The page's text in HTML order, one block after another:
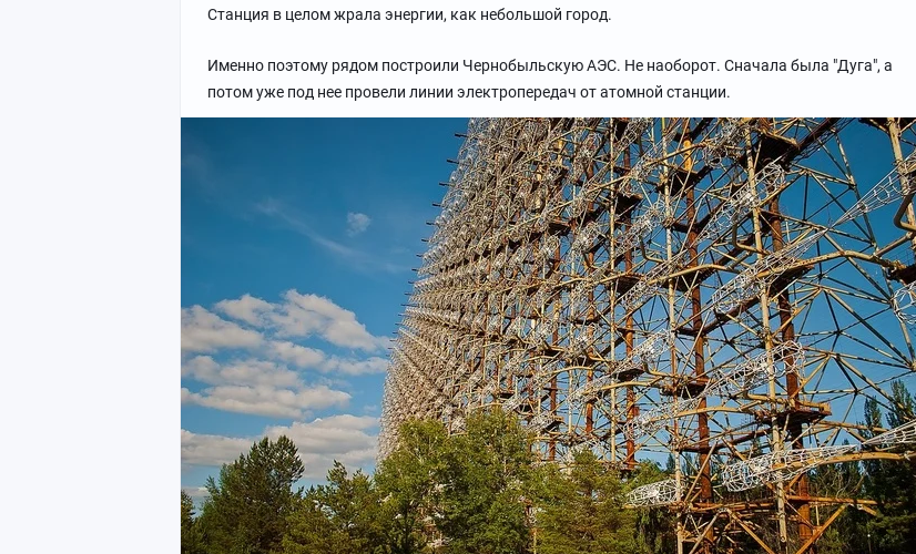
Станция в целом жрала энергии, как небольшой город.
Именно поэтому рядом построили Чернобыльскую АЭС. Не наоборот. Сначала была "Дуга", а
потом уже под нее провели линии электропередач от атомной станции.